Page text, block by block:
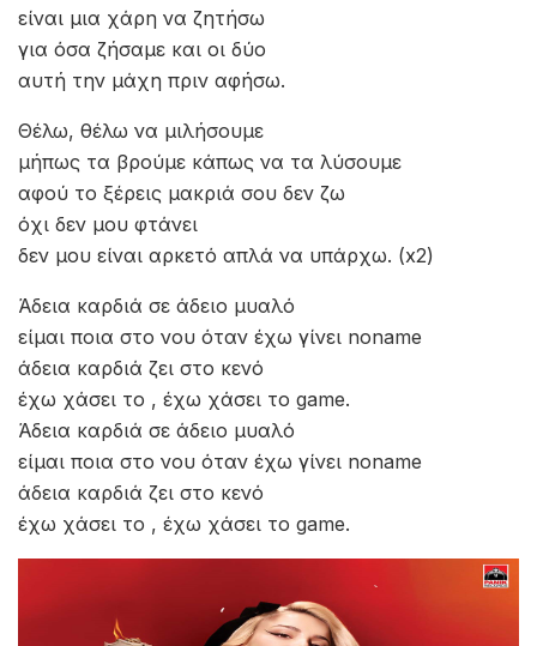
είναι μια χάρη να ζητήσω
για όσα ζήσαμε και οι δύο
αυτή την μάχη πριν αφήσω.
Θέλω, θέλω να μιλήσουμε
μήπως τα βρούμε κάπως να τα λύσουμε
αφού το ξέρεις μακριά σου δεν ζω
όχι δεν μου φτάνει
δεν μου είναι αρκετό απλά να υπάρχω. (x2)
Άδεια καρδιά σε άδειο μυαλό
είμαι ποια στο νου όταν έχω γίνει noname
άδεια καρδιά ζει στο κενό
έχω χάσει το , έχω χάσει το game.
Άδεια καρδιά σε άδειο μυαλό
είμαι ποια στο νου όταν έχω γίνει noname
άδεια καρδιά ζει στο κενό
έχω χάσει το , έχω χάσει το game.